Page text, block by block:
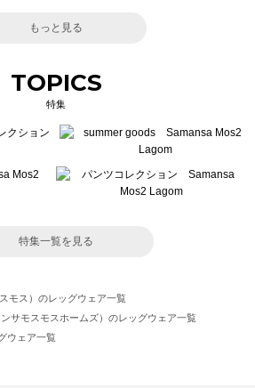
もっと見る
TOPICS
特集
特集一覧を見る
モス）のレッグウェア一覧
サモスモスホームズ）のレッグウェア一覧
ウェア一覧
ツハルバイサマンサモスモス）のレッグウェア一覧